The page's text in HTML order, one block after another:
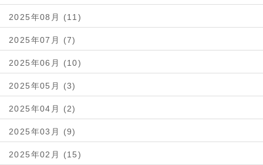
2025年08月 (11)
2025年07月 (7)
2025年06月 (10)
2025年05月 (3)
2025年04月 (2)
2025年03月 (9)
2025年02月 (15)